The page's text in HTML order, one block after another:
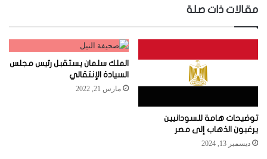
مقالات ذات صلة
توضيحات هامة للسودانيين
يرغبون الذهاب إلى مصر
ديسمبر 13, 2024
الملك سلمان يستقبل رئيس مجلس
السيادة الإنتقالي
مارس 21, 2022